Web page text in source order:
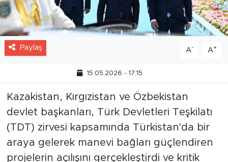
15.05.2026 - 17:15
Kazakistan, Kırgızistan ve Özbekistan
devlet başkanları, Türk Devletleri Teşkilatı
(TDT) zirvesi kapsamında Türkistan'da bir
araya gelerek manevi bağları güçlendiren